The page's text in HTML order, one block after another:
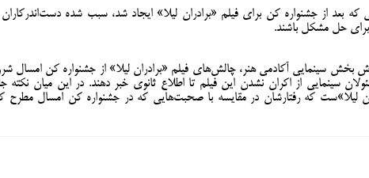
که بعد از جشنواره کن برای فیلم «برادران لیلا» ایجاد شد، سبب شده
حل مشکل باشند.
بخش سینمایی آکادمی هنر، چالش‌های فیلم «برادران لیلا» از جشنواره کن امسال
سینمایی از اکران نشدن این فیلم تا اطلاع ثانوی خبر دهند. در این میان نکته
لیلا»ست که رفتارشان در مقایسه با صحبت‌هایی که در جشنواره کن امسال مطرح